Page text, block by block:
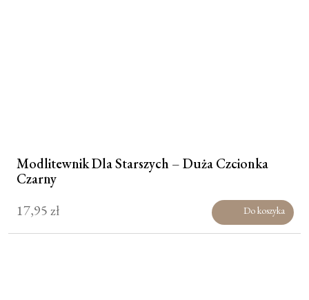
Modlitewnik Dla Starszych – Duża Czcionka
Czarny
17,95zł Do koszyka